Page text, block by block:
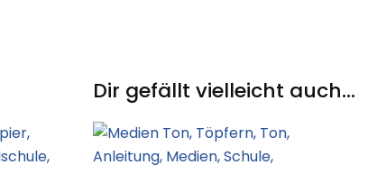
Dir gefällt vielleicht auch...